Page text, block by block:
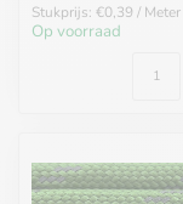
Stukprijs: €0,39 / Meter
Op voorraad